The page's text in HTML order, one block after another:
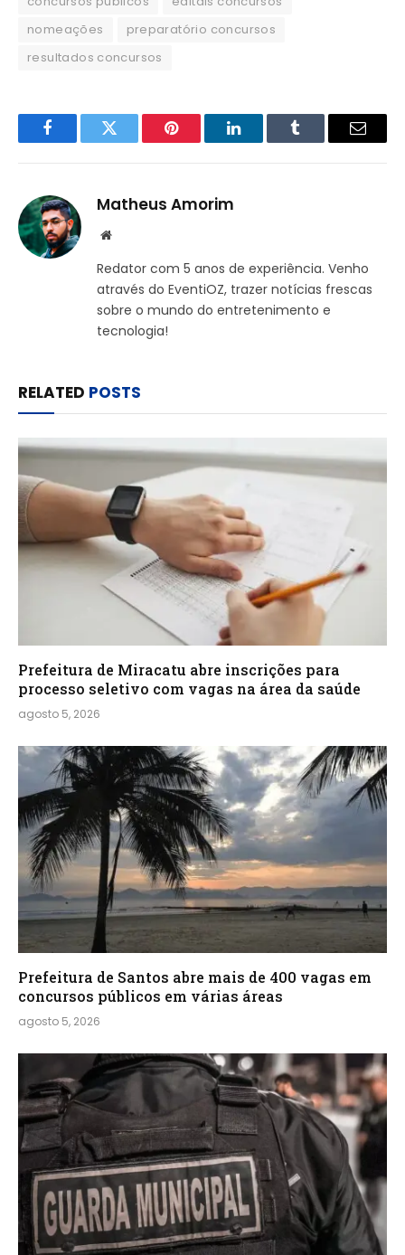
nomeações
preparatório concursos
resultados concursos
FacebookTwitter Pinterest LinkedInTumblr Email
Matheus Amorim
Website
Redator com 5 anos de experiência. Venho
através do EventiOZ, trazer notícias frescas
sobre o mundo do entretenimento e
tecnologia!
RELATED POSTS
Prefeitura de Miracatu abre inscrições para
processo seletivo com vagas na área da saúde
agosto 5, 2026
Prefeitura de Santos abre mais de 400 vagas em
concursos públicos em várias áreas
agosto 5, 2026